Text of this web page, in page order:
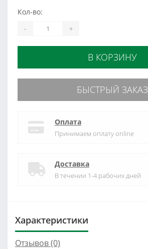
Кол-во:
- +
В КОРЗИНУ
БЫСТРЫЙ ЗАКАЗ
Оплата
Принимаем оплату online
Доставка
В течении 1-4 рабочих дней
Характеристики
Отзывов (0)